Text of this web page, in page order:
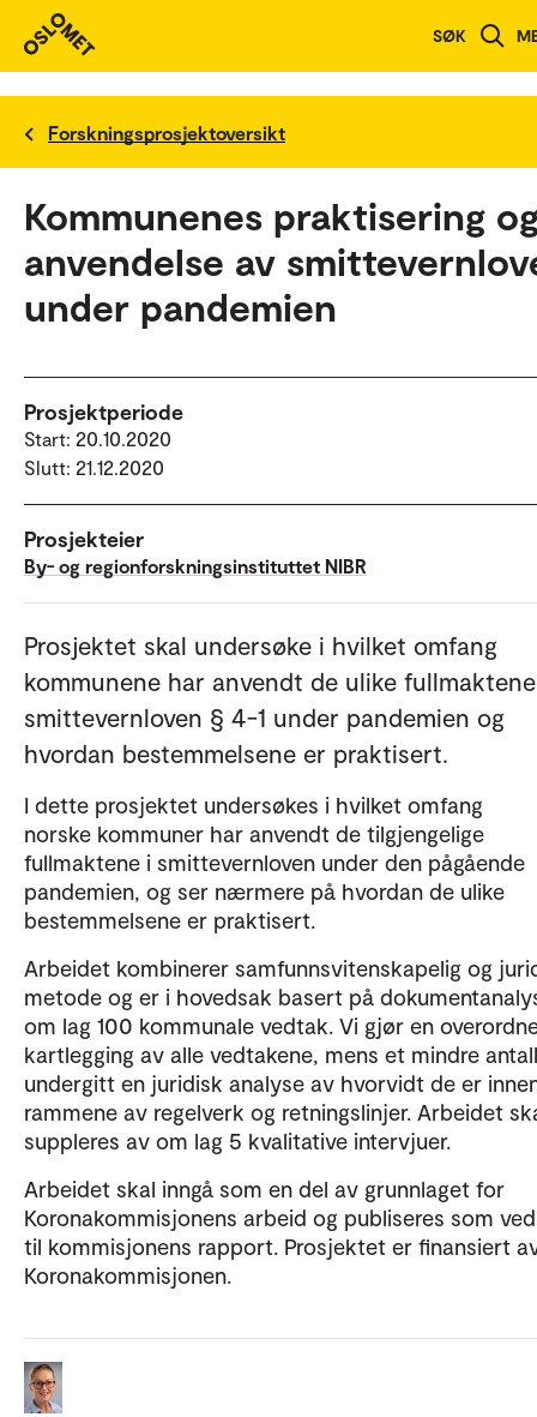
SØK
Forskningsprosjektoversikt
Kommunenes praktisering
anvendelse av
under pandemien
Prosjektperiode
Start: 20.10.2020
Slutt: 21.12.2020
Prosjekteier
By- og regionforskningsinstituttet NIBR
Prosjektet skal undersøke i hvilket omfang
kommunene har anvendt de ulike
smittevernloven § 4-1 under pandemien og
hvordan bestemmelsene er praktisert.
I dette prosjektet undersøkes i hvilket omfang
norske kommuner har anvendt de tilgjengelige
fullmaktene i smittevernloven under den pågående
pandemien, og ser nærmere på hvordan de ulike
bestemmelsene er praktisert.
Arbeidet kombinerer samfunnsvitenskapelig og
metode og er i hovedsak basert på
om lag 100 kommunale vedtak. Vi gjør en
kartlegging av alle vedtakene, mens et mindre
undergitt en juridisk analyse av hvorvidt de er
rammene av regelverk og retningslinjer. Arbeidet
suppleres av om lag 5 kvalitative intervjuer.
Arbeidet skal inngå som en del av grunnlaget for
Koronakommisjonens arbeid og publiseres som
til kommisjonens rapport. Prosjektet er finansiert
Koronakommisjonen.